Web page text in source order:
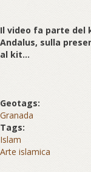
Il video fa parte del
Andalus, sulla
al kit...
Geotags:
Granada
Tags:
Islam
Arte islamica